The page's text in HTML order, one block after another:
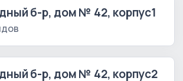
б-р, дом № 42, корпус1
б-р, дом № 42, корпус2